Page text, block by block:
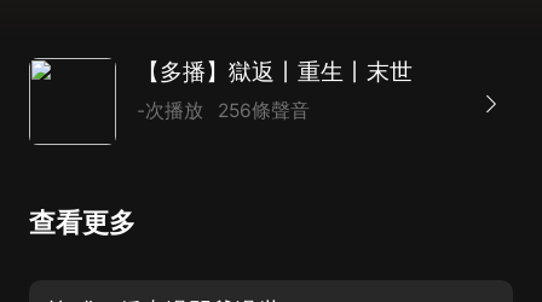
【多播】獄返丨重生丨末世
-次播放 256條聲音
查看更多